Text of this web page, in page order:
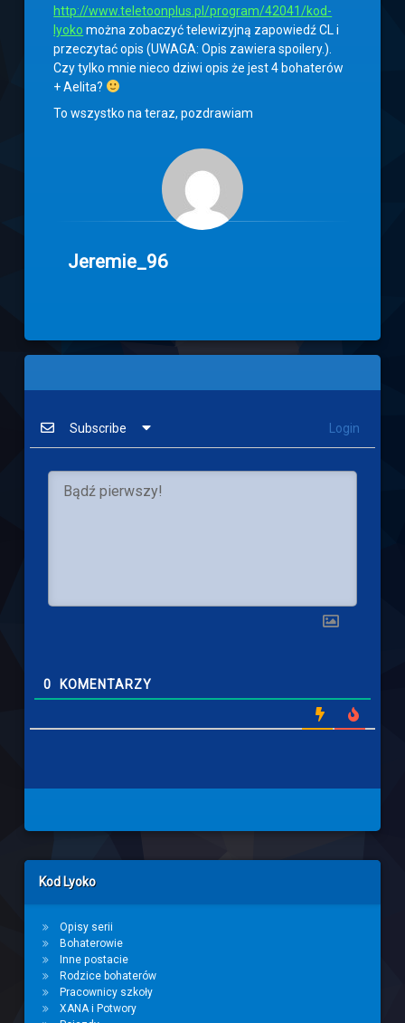
http://www.teletoonplus.pl/program/42041/kod-
lyoko można zobaczyć telewizyjną zapowiedź CL i
przeczytać opis (UWAGA: Opis zawiera spoilery.).
Czy tylko mnie nieco dziwi opis że jest 4 bohaterów
+ Aelita?
To wszystko na teraz, pozdrawiam
Jeremie_96
Subscribe Login
0 KOMENTARZY
Left Sidebar
Kod Lyoko
Opisy serii
Bohaterowie
Inne postacie
Rodzice bohaterów
Pracownicy szkoły
XANA i Potwory